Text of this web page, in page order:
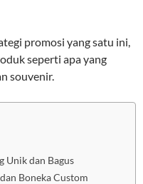
promosi yang satu ini,
seperti apa yang
souvenir.
Unik dan Bagus
Boneka Custom